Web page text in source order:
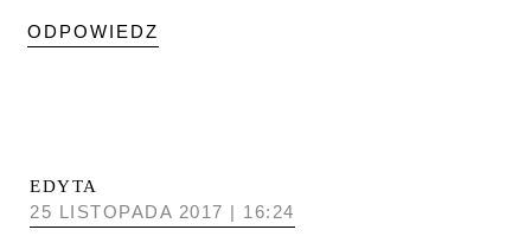
ODPOWIEDZ
EDYTA
25 LISTOPADA 2017 | 16:24